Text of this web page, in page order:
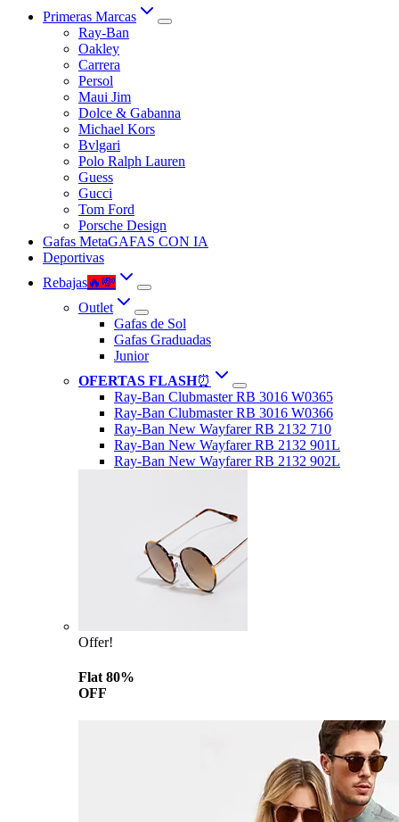
Primeras Marcas
Ray-Ban
Oakley
Carrera
Persol
Maui Jim
Dolce & Gabanna
Michael Kors
Bvlgari
Polo Ralph Lauren
Guess
Gucci
Tom Ford
Porsche Design
Gafas MetaGAFAS CON IA
Deportivas
Rebajas🔥💸
Outlet
Gafas de Sol
Gafas Graduadas
Junior
OFERTAS FLASH⏰
Ray-Ban Clubmaster RB 3016 W0365
Ray-Ban Clubmaster RB 3016 W0366
Ray-Ban New Wayfarer RB 2132 710
Ray-Ban New Wayfarer RB 2132 901L
Ray-Ban New Wayfarer RB 2132 902L
Offer!
Flat 80%
OFF